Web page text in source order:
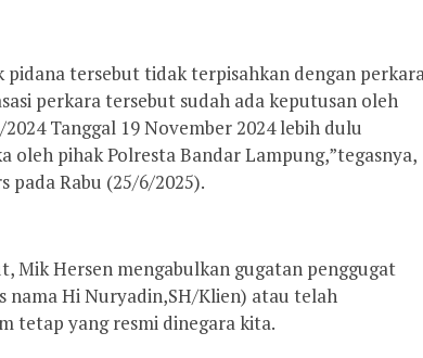
pidana tersebut tidak terpisahkan dengan
perkara tersebut sudah ada keputusan oleh
Tanggal 19 November 2024 lebih dulu
oleh pihak Polresta Bandar Lampung,”tegasnya,
pada Rabu (25/6/2025).
Mik Hersen mengabulkan gugatan penggugat
nama Hi Nuryadin,SH/Klien) atau telah
tetap yang resmi dinegara kita.